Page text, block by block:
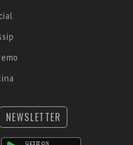
NEWSLETTER